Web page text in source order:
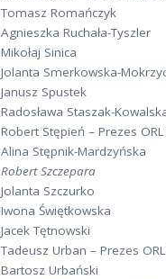
Tomasz Romańczyk
Agnieszka Ruchała-Tyszler
Mikołaj Sinica
Jolanta Smerkowska-
Janusz Spustek
Radosława Staszak-
Robert Stępień – Prezes
Alina Stępnik-Mardzyńska
Robert Szczepara
Jolanta Szczurko
Iwona Świętkowska
Jacek Tętnowski
Tadeusz Urban – Prezes
Bartosz Urbański